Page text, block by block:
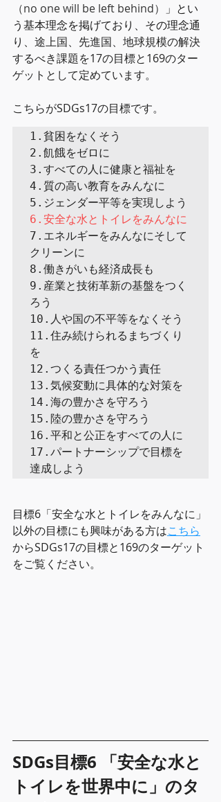
（no one will be left behind）
」とい
う基本理念を掲げており、その理念通
り、 途上国、先進国、地球規模の解決
するべき課題を17の目標と169のター
ゲットとして定めています。
こちらがSDGs17の目標です。
1.貧困をなくそう
2.飢餓をゼロに
3.すべての人に健康と福祉を
4.質の高い教育をみんなに
6.安全な水とトイレをみんなに
7.エネルギーをみんなにそして
クリーンに
8.働きがいも経済成長も
9.産業と技術革新の基盤をつく
ろう
10.人や国の不平等をなくそう
11.住み続けられるまちづくり
を
12.つくる責任つかう責任
13.気候変動に具体的な対策を
14.海の豊かさを守ろう
15.陸の豊かさを守ろう
16.平和と公正をすべての人に
17.パートナーシップで目標を
達成しよう
目標6「安全な水とトイレをみんなに」
以外の目標にも興味がある方はこちら
からSDGs17の目標と169のターゲット
をご覧ください。
SDGs目標6 「安全な水と
トイレを世界中に」のタ